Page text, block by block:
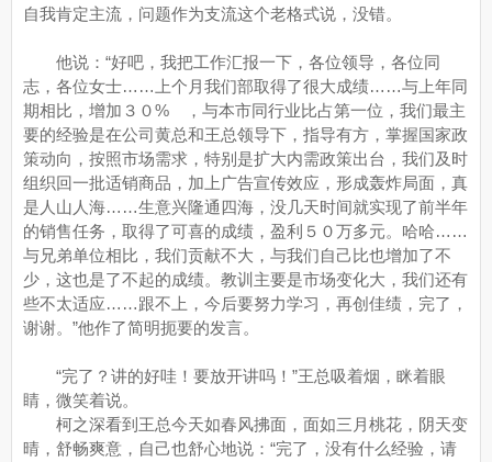
自我肯定主流，问题作为支流这个老格式说，没错。
他说：“好吧，我把工作汇报一下，各位领导，各位同
志，各位女士……上个月我们部取得了很大成绩……与上年同
期相比，增加３０% ，与本市同行业比占第一位，我们最主
要的经验是在公司黄总和王总领导下，指导有方，掌握国家政
策动向，按照市场需求，特别是扩大内需政策出台，我们及时
组织回一批适销商品，加上广告宣传效应，形成轰炸局面，真
是人山人海……生意兴隆通四海，没几天时间就实现了前半年
的销售任务，取得了可喜的成绩，盈利５０万多元。哈哈……
与兄弟单位相比，我们贡献不大，与我们自己比也增加了不
少，这也是了不起的成绩。教训主要是市场变化大，我们还有
些不太适应……跟不上，今后要努力学习，再创佳绩，完了，
谢谢。”他作了简明扼要的发言。
“完了？讲的好哇！要放开讲吗！”王总吸着烟，眯着眼
睛，微笑着说。
柯之深看到王总今天如春风拂面，面如三月桃花，阴天变
晴，舒畅爽意，自己也舒心地说：“完了，没有什么经验，请